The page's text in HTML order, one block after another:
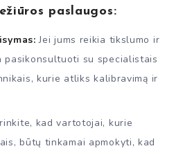
paslaugos:
Jei jums reikia tikslumo ir
pasikonsultuoti su specialistais
kurie atliks kalibravimą ir
kad vartotojai, kurie
būtų tinkamai apmokyti, kad